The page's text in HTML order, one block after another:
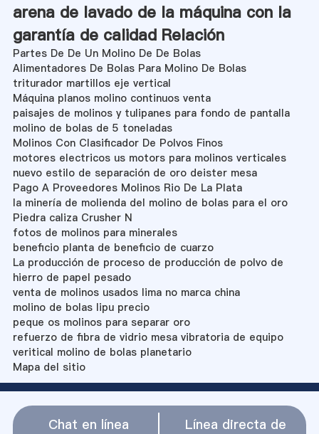
arena de lavado de la máquina con la
garantía de calidad Relación
Partes De De Un Molino De De Bolas
Alimentadores De Bolas Para Molino De Bolas
triturador martillos eje vertical
Máquina planos molino continuos venta
paisajes de molinos y tulipanes para fondo de pantalla
molino de bolas de 5 toneladas
Molinos Con Clasificador De Polvos Finos
motores electricos us motors para molinos verticales
nuevo estilo de separación de oro deister mesa
Pago A Proveedores Molinos Rio De La Plata
la minería de molienda del molino de bolas para el oro
Piedra caliza Crusher N
fotos de molinos para minerales
beneficio planta de beneficio de cuarzo
La producción de proceso de producción de polvo de
hierro de papel pesado
venta de molinos usados lima no marca china
molino de bolas lipu precio
peque os molinos para separar oro
refuerzo de fibra de vidrio mesa vibratoria de equipo
veritical molino de bolas planetario
Mapa del sitio
Chat en línea Línea directa de